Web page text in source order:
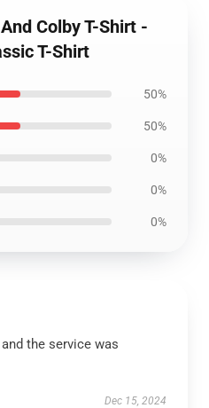
Colby T-Shirt -
T-Shirt
50%
50%
0%
0%
0%
the service was
Dec 15, 2024